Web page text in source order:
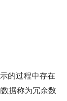
的过程中存在
据称为冗余数